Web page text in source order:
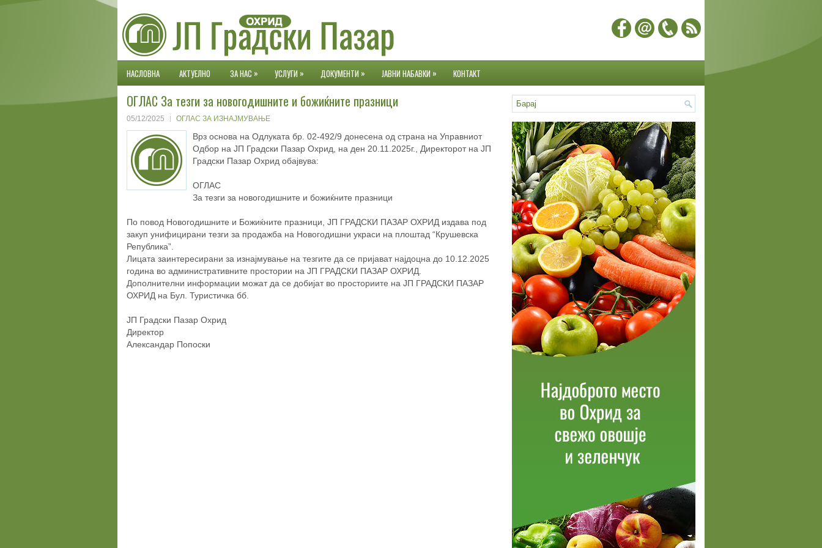
НАСЛОВНА АКТУЕЛНО ЗА НАС » УСЛУГИ » ДОКУМЕНТИ » ЈАВНИ НАБАВКИ » КОНТАКТ
ОГЛАС За тезги за новогодишните и божиќните празници
05/12/2025 ОГЛАС ЗА ИЗНАЈМУВАЊЕ
Врз основа на Одлуката бр. 02-492/9 донесена од страна на Управниот
Одбор на ЈП Градски Пазар Охрид, на ден 20.11.2025г., Директорот на ЈП
Градски Пазар Охрид обајвува:
ОГЛАС
За тезги за новогодишните и божиќните празници
По повод Новогодишните и Божиќните празници, ЈП ГРАДСКИ ПАЗАР ОХРИД издава под
закуп унифицирани тезги за продажба на Новогодишни украси на плоштад “Крушевска
Република”.
Лицата заинтересирани за изнајмување на тезгите да се пријават најдоцна до 10.12.2025
година во административните простории на ЈП ГРАДСКИ ПАЗАР ОХРИД.
Дополнителни информации можат да се добијат во просториите на ЈП ГРАДСКИ ПАЗАР
ОХРИД на Бул. Туристичка бб.
ЈП Градски Пазар Охрид
Директор
Александар Попоски